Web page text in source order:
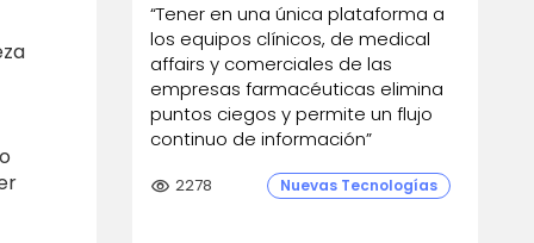
“Tener en una única plataforma a
los equipos clínicos, de medical
affairs y comerciales de las
empresas farmacéuticas elimina
puntos ciegos y permite un flujo
continuo de información”
visibility 2278 Nuevas Tecnologías